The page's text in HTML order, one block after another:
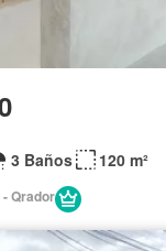
3 Baños 120 m²
Qrador